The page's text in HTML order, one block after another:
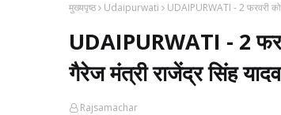
मुख्यपृष्ठ Udaipurwati UDAIPURWATI - 2 फरवरी को
UDAIPURWATI - 2
गैरेज मंत्री राजेंद्र सिंह
Rajsamachar